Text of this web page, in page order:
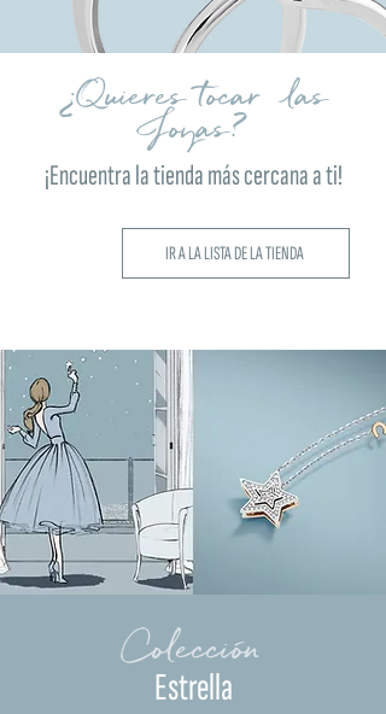
¿Quieres tocar las
Joyas?
¡Encuentra la tienda más cercana a ti!
IR A LA LISTA DE LA TIENDA
Colección
Estrella